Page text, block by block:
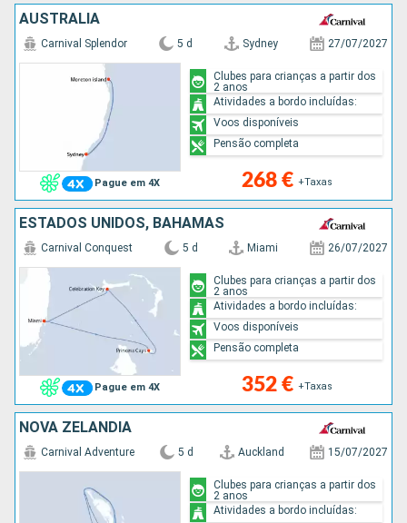
AUSTRALIA
Pague em 4X
Carnival Splendor 5 d Sydney 27/07/2027
268 € +Taxas
Clubes para crianças a partir dos
2 anos
Atividades a bordo incluídas:
Voos disponíveis
Pensão completa
ESTADOS UNIDOS, BAHAMAS
Pague em 4X
Carnival Conquest 5 d Miami 26/07/2027
352 € +Taxas
Clubes para crianças a partir dos
2 anos
Atividades a bordo incluídas:
Voos disponíveis
Pensão completa
NOVA ZELANDIA
Carnival Adventure 5 d Auckland 15/07/2027
Clubes para crianças a partir dos
2 anos
Atividades a bordo incluídas: